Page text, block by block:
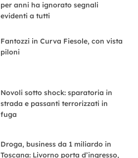
per anni ha ignorato segnali
evidenti a tutti
Fantozzi in Curva Fiesole, con vista
piloni
Novoli sotto shock: sparatoria in
strada e passanti terrorizzati in
fuga
Droga, business da 1 miliardo in
Toscana: Livorno porta d’ingresso,